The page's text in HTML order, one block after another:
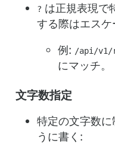
? は正規表現で
する際はエスケ
例: /api/v1/
にマッチ。
文字数指定
特定の文字数
うに書く: